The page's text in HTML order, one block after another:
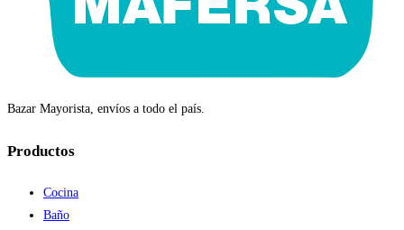
Bazar Mayorista, envíos a todo el país.
Productos
Cocina
Baño